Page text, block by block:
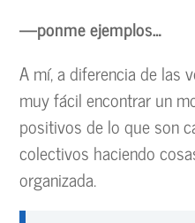
—ponme ejemplos…
A mí, a diferencia de las
muy fácil encontrar un
positivos de lo que son
colectivos haciendo
organizada.